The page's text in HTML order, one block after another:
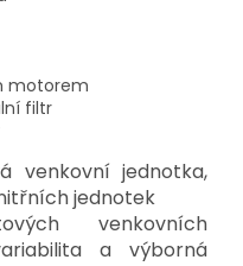
motorem
filtr
venkovní jednotka,
jednotek
venkovních
a výborná